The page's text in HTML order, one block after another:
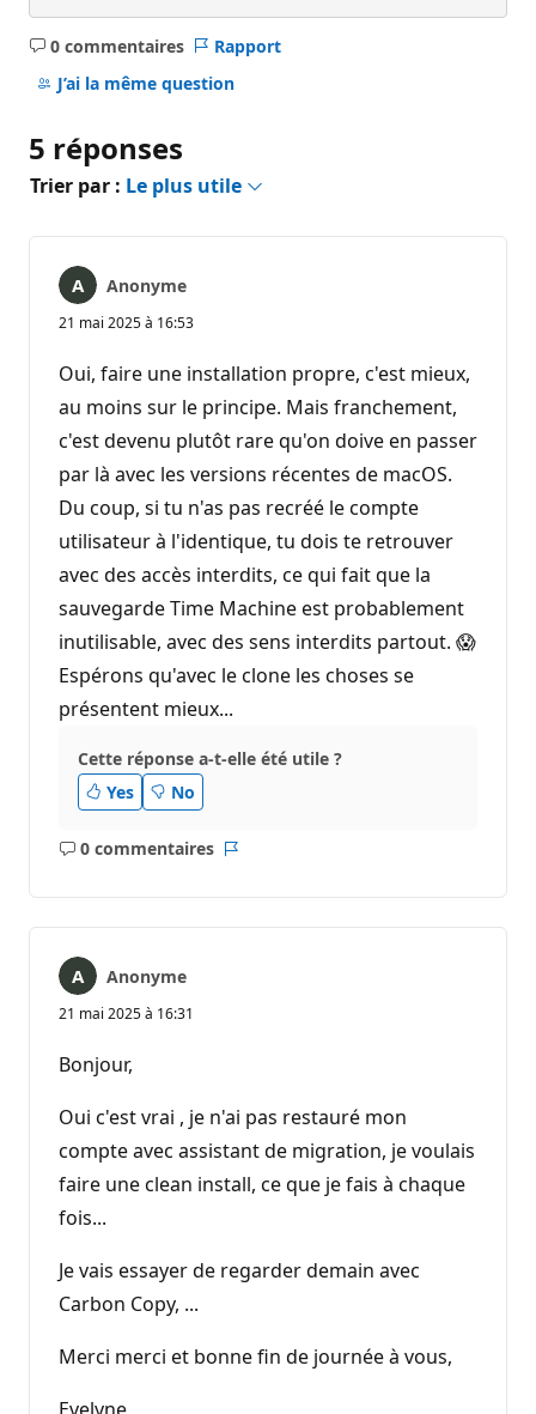
0 commentaires
Aucun
commentaire
Rapport
J’ai la même question
5 réponses
Trier par : Le plus utile
Anonyme
21 mai 2025 à 16:53
Oui, faire une installation propre, c'est mieux,
au moins sur le principe. Mais franchement,
c'est devenu plutôt rare qu'on doive en passer
par là avec les versions récentes de macOS.
Du coup, si tu n'as pas recréé le compte
utilisateur à l'identique, tu dois te retrouver
avec des accès interdits, ce qui fait que la
sauvegarde Time Machine est probablement
inutilisable, avec des sens interdits partout. 😱
Espérons qu'avec le clone les choses se
présentent mieux...
Cette réponse a-t-elle été utile ?
Yes
No
0 commentaires
Aucun
Anonyme
21 mai 2025 à 16:31
Bonjour,
Oui c'est vrai , je n'ai pas restauré mon
compte avec assistant de migration, je voulais
faire une clean install, ce que je fais à chaque
fois...
Je vais essayer de regarder demain avec
Carbon Copy, ...
Merci merci et bonne fin de journée à vous,
Evelyne